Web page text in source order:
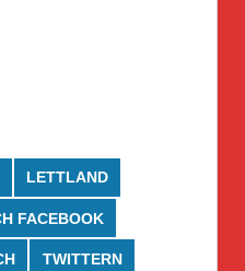
LETTLAND
FACEBOOK
TWITTERN